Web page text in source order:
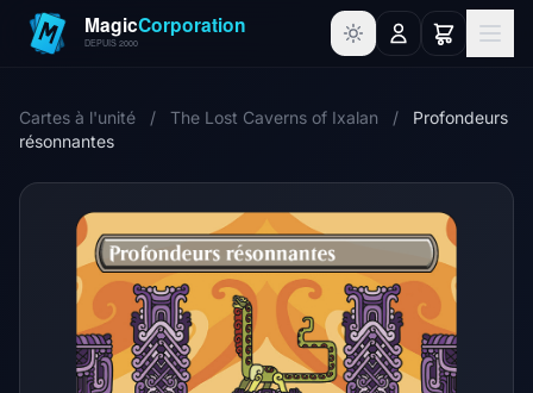
Cartes à l'unité / The Lost Caverns of Ixalan /
Profondeurs
résonnantes